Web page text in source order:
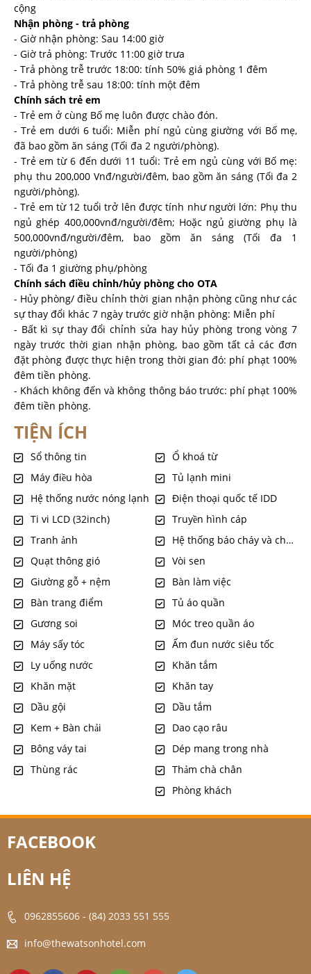
cộng
Nhận phòng - trả phòng
- Giờ nhận phòng: Sau 14:00 giờ
- Giờ trả phòng: Trước 11:00 giờ trưa
- Trả phòng trễ trước 18:00: tính 50% giá phòng 1 đêm
- Trả phòng trễ sau 18:00: tính một đêm
Chính sách trẻ em
- Trẻ em ở cùng Bố mẹ luôn được chào đón.
- Trẻ em dưới 6 tuổi: Miễn phí ngủ cùng giường với Bố mẹ,
đã bao gồm ăn sáng (Tối đa 2 người/phòng).
- Trẻ em từ 6 đến dưới 11 tuổi: Trẻ em ngủ cùng với Bố mẹ:
phụ thu 200,000 Vnđ/người/đêm, bao gồm ăn sáng (Tối đa 2
người/phòng).
- Trẻ em từ 12 tuổi trở lên được tính như người lớn: Phụ thu
ngủ ghép 400,000vnđ/người/đêm; Hoặc ngủ giường phụ là
500,000vnđ/người/đêm, bao gồm ăn sáng (Tối đa 1
người/phòng)
- Tối đa 1 giường phụ/phòng
Chính sách điều chỉnh/hủy phòng cho OTA
- Hủy phòng/ điều chỉnh thời gian nhận phòng cũng như các
sự thay đổi khác 7 ngày trước giờ nhận phòng: Miễn phí
- Bất kì sự thay đổi chỉnh sửa hay hủy phòng trong vòng 7
ngày trước thời gian nhận phòng, bao gồm tất cả các đơn
đặt phòng được thực hiện trong thời gian đó: phí phạt 100%
đêm tiền phòng.
- Khách không đến và không thông báo trước: phí phạt 100%
đêm tiền phòng.
TIỆN ÍCH
Sổ thông tin
Ổ khoá từ
Máy điều hòa
Tủ lạnh mini
Hệ thống nước nóng lạnh
Điện thoại quốc tế IDD
Ti vi LCD (32inch)
Truyền hình cáp
Tranh ảnh
Hệ thống báo cháy và chống cháy tự động
Quạt thông gió
Vòi sen
Giường gỗ + nệm
Bàn làm việc
Bàn trang điểm
Tủ áo quần
Gương soi
Móc treo quần áo
Máy sấy tóc
Ấm đun nước siêu tốc
Ly uống nước
Khăn tắm
Khăn mặt
Khăn tay
Dầu gội
Dầu tắm
Kem + Bàn chải
Dao cạo râu
Bông váy tai
Dép mang trong nhà
Thùng rác
Thảm chà chân
Phòng khách
FACEBOOK
LIÊN HỆ
0962855606 - (84) 2033 551 555
info@thewatsonhotel.com